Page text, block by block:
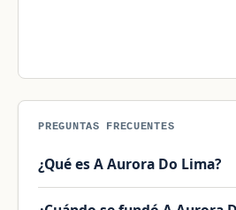
PREGUNTAS FRECUENTES
¿Qué es A Aurora Do Lima?